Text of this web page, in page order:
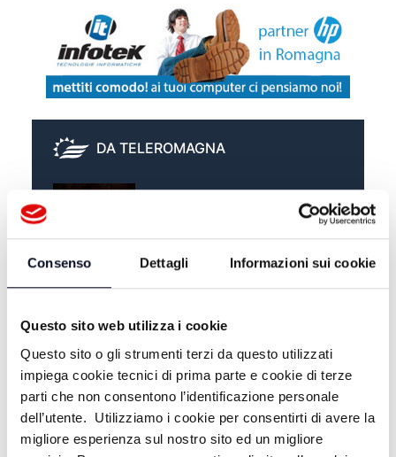
Consenso Dettagli Informazioni sui cookie
Questo sito web utilizza i cookie
Questo sito o gli strumenti terzi da questo utilizzati
impiega cookie tecnici di prima parte e cookie di terze
parti che non consentono l’identificazione personale
dell’utente. Utilizziamo i cookie per consentirti di avere la
migliore esperienza sul nostro sito ed un migliore
DA TELEROMAGNA
LO GIURO SULLA TV -
28/03/2026
LO GIURO SULLA TV -
21/03/2026